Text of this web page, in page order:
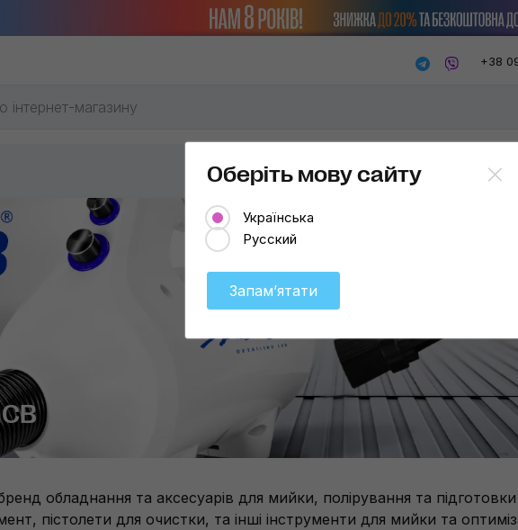
+38
обладнання та аксесуарів для мийки, полірування та
пістолети для очистки, та інші інструменти для мийки та
Оберіть мову сайту
Українська
Русский
Запамʼятати